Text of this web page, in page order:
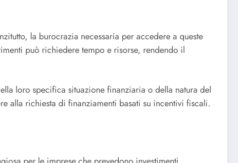
la burocrazia necessaria per accedere a queste
può richiedere tempo e risorse, rendendo il
loro specifica situazione finanziaria o della natura del
alla richiesta di finanziamenti basati su incentivi fiscali.